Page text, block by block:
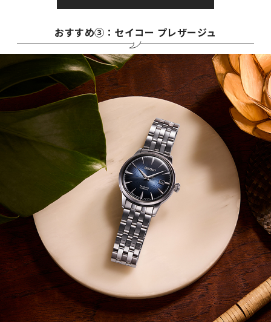
おすすめ③：セイコー プレザージュ